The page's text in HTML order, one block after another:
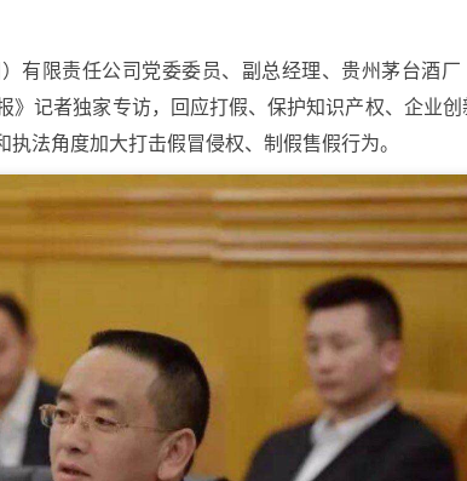
有限责任公司党委委员、副总经理、贵州茅台酒厂
》记者独家专访，回应打假、保护知识产权、企业创
法角度加大打击假冒侵权、制假售假行为。